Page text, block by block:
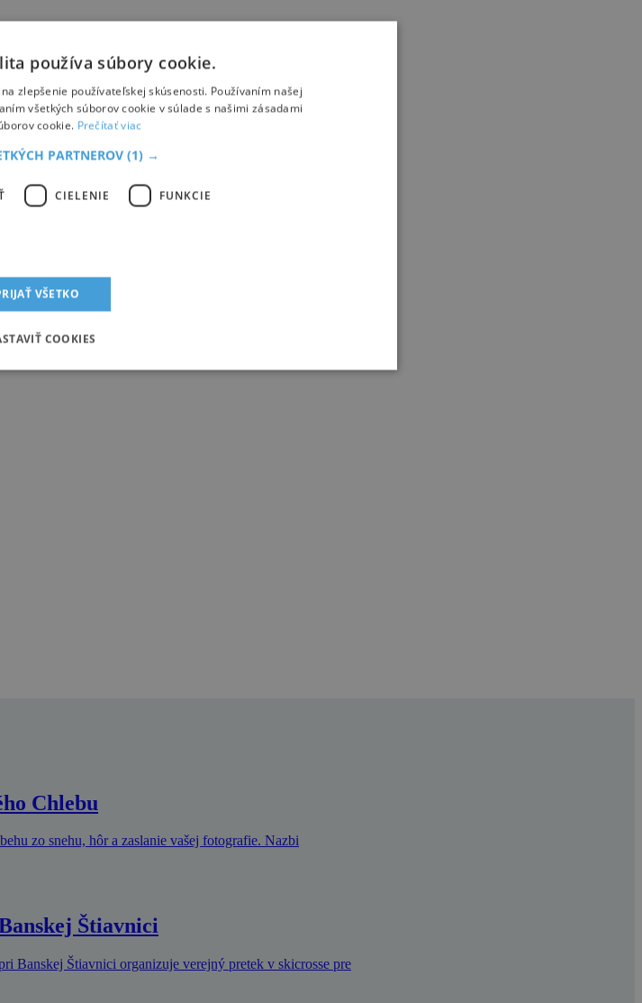
Chlebu
zo snehu, hôr a zaslanie vašej fotografie. Nazbi
Štiavnici
Banskej Štiavnici organizuje verejný pretek v skicrosse pre
používa súbory cookie.
zlepšenie používateľskej skúsenosti. Používaním našej
všetkých súborov cookie v súlade s našimi zásadami
cookie. Prečítať viac
PARTNEROV (1) →
CIELENIE FUNKCIE
VŠETKO
COOKIES